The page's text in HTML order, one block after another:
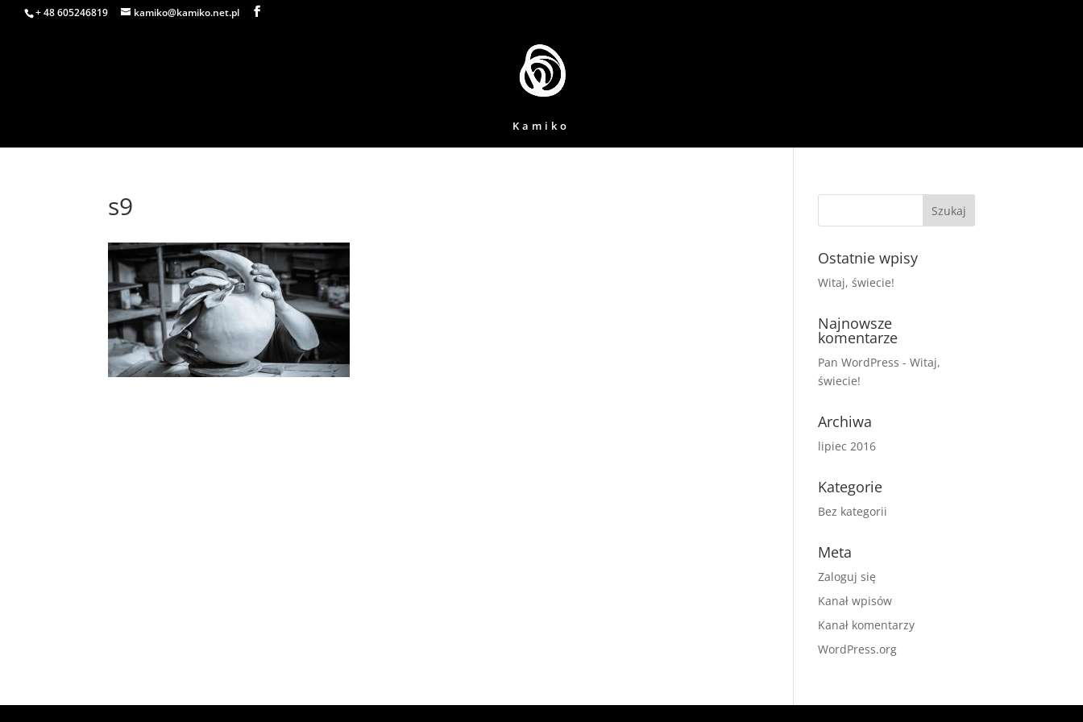
+ 48 605246819 kamiko@kamiko.net.pl
Kamiko
s9
Ostatnie wpisy
Witaj, świecie!
Najnowsze
komentarze
Pan WordPress -Witaj,
świecie!
Archiwa
lipiec 2016
Kategorie
Bez kategorii
Meta
Zaloguj się
Kanał wpisów
Kanał komentarzy
WordPress.org